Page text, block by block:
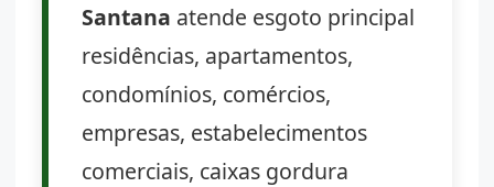
Santana atende esgoto principal
residências, apartamentos,
condomínios, comércios,
empresas, estabelecimentos
comerciais, caixas gordura